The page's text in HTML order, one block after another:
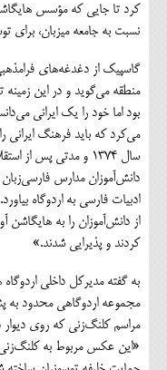
کرد تا جایی که مؤسس
نسبت به جامعه میزبان، برای
گاسپیک از دغدغه‌های
منطقه می‌گوید و در این زمینه
بود اما خود را یک ایرانی
می‌کرد که باید فرهنگ
سال ۱۳۷۴ و مدتی پس
دانش‌آموزان مدارس فارسی‌زبان
از دانش‌آموزان را به
کردند و پذیرایی شدند.»
به گفته مدیرکل داخلی
مجموعه اردوگاهی محدود به
مراسم کلنگ‌زنی که روی
«این عکس مربوط به